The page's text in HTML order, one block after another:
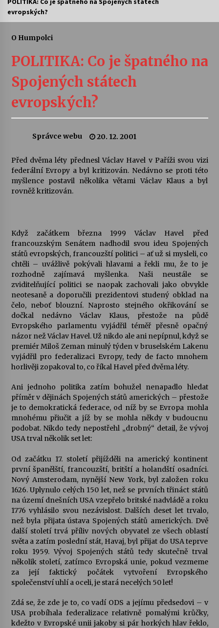
Vernisáž výstavy Josefíny Duškové: Stávám se
30. 7. 2026
Veselí muzikanti
30. 7. 2026
šedesátka: 28. 7.–1. 8. 2026
28. 7. 2026
Letní koncerty ve Stromovce: Kolchoz a
Votavžatský ploty
23. 7. 2026
Letní koncerty ve Stromovce: Rufus Miller
22. 7. 2026
Vysočinka
17. 7. 2026
14. 7. 2026
Za kulturou kousek za Humpolec. V Želivě ožije
odkaz Josefa Čapka
13. 7. 2026
Varhanní recitál Michala Novenka v Klášteře
Želiv
3. 7. 2026
Petr Adamec – Malovaný svět
30. 6. 2026
evropských?
O Humpolci
POLITIKA: Co je špatného na
Spojených státech
evropských?
Správce webu 20. 12. 2001
Před dvěma léty přednesl Václav Havel v Paříži svou vizi
federální Evropy a byl kritizován. Nedávno se proti této
myšlence postavil několika větami Václav Klaus a byl
rovněž kritizován.
Když začátkem března 1999 Václav Havel před
francouzským Senátem nadhodil svou ideu Spojených
států evropských, francouzští politici – ať už si mysleli, co
chtěli – uvážlivě pokývali hlavami a řekli mu, že to je
rozhodně zajímavá myšlenka. Naši neustále se
zviditelňující politici se naopak zachovali jako obvykle
neotesaně a doporučili prezidentovi studený obklad na
čelo, neboť blouzní. Naprosto stejného okřikování se
dočkal nedávno Václav Klaus, přestože na půdě
Evropského parlamentu vyjádřil téměř přesně opačný
názor než Václav Havel. Už nikdo ale ani nepípnul, když se
premiér Miloš Zeman minulý týden v bruselském Lakenu
vyjádřil pro federalizaci Evropy, tedy de facto mnohem
horlivěji zopakoval to, co říkal Havel před dvěma léty.
Ani jednoho politika zatím bohužel nenapadlo hledat
příměr v dějinách Spojených států amerických – přestože
je to demokratická federace, od níž by se Evropa mohla
mnohému přiučit a jíž by se mohla někdy v budoucnu
podobat. Nikdo tedy nepostřehl „drobný“ detail, že vývoj
USA trval několik set let:
Od začátku 17. století přijížděli na americký kontinent
první španělští, francouzští, britští a holandští osadníci.
Nový Amsterodam, nynější New York, byl založen roku
1626. Uplynulo celých 150 let, než se prvních třináct států
na území dnešních USA vzepřelo britské nadvládě a roku
1776 vyhlásilo svou nezávislost. Dalších deset let trvalo,
než byla přijata ústava Spojených států amerických. Dvě
další století trvá příliv nových obyvatel ze všech oblastí
světa a zatím poslední stát, Havaj, byl přijat do USA teprve
roku 1959. Vývoj Spojených států tedy skutečně trval
několik století, zatímco Evropská unie, pokud vezmeme
za její faktický počátek vytvoření Evropského
společenství uhlí a oceli, je stará necelých 50 let!
Zdá se, že zde je to, co vadí ODS a jejímu předsedovi – v
USA probíhala federalizace relativně pomalými krůčky,
kdežto v Evropské unii jakoby si pár horkých hlav řeklo,